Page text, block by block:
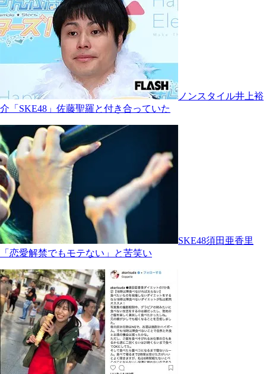
ノンスタイル井上裕
介「SKE48」佐藤聖羅と付き合っていた
SKE48須田亜香里
「恋愛解禁でもモテない」と苦笑い